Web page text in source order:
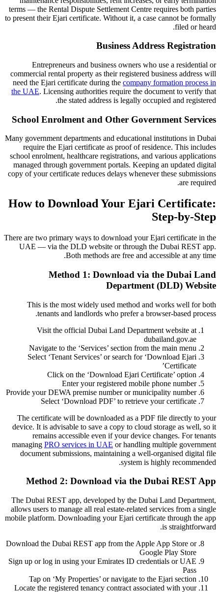
terms — the Rental Dispute Settlement Centre requires both parties
to present their Ejari certificate. Without it, a case cannot be formally
filed or heard.
Business Address Registration
Entrepreneurs and business owners who use a residential or
commercial rental property as their registered business address will
need the Ejari certificate during the company formation process in
the UAE. Licensing authorities require the document to verify that
the stated address is legally occupied and registered.
School Enrolment and Other Government Services
Many government departments and educational institutions in Dubai
require the Ejari certificate as proof of residence. This includes
school enrolment, healthcare registrations, and various applications
managed through government portals. Keeping an updated digital
copy of your certificate reduces delays whenever these submissions
are required.
How to Download Your Ejari Certificate:
Step-by-Step
There are two primary ways to download your Ejari certificate in the
UAE — via the DLD website or through the Dubai REST app.
Both methods are free and accessible at any time.
Method 1: Download via the Dubai Land
Department (DLD) Website
This is the most widely used method and works well for both
tenants and landlords who prefer a browser-based process.
Visit the official Dubai Land Department website at
dubailand.gov.ae
Navigate to the ‘Services’ section from the main menu
Select ‘Tenant Services’ or search for ‘Download Ejari
Certificate’
Click on the ‘Download Ejari Certificate’ option
Enter your registered mobile phone number
Provide your DEWA premise number or municipality number
Select ‘Download PDF’ to retrieve your certificate
The certificate will be downloaded as a PDF file directly to your
device. It is advisable to save a copy to cloud storage as well, so it
remains accessible even if your device changes. For tenants
managing PRO services in UAE or handling multiple government
document submissions, maintaining a well-organised digital file
system is highly recommended.
Method 2: Download via the Dubai REST App
The Dubai REST app, developed by the Dubai Land Department,
allows users to manage all real estate-related services from a single
mobile platform. Downloading your Ejari certificate through the app
is straightforward.
Download the Dubai REST app from the Apple App Store or
Google Play Store
Sign up or log in using your Emirates ID credentials or UAE
Pass
Tap on ‘My Properties’ or navigate to the Ejari section
Locate the registered tenancy contract associated with your